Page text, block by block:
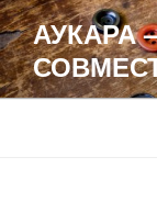
Перейти
к
содержимому
АУКАРА